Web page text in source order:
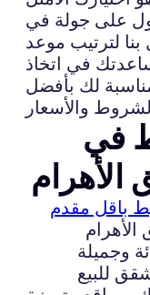
على جولة في
بنا لترتيب موعد
في اتخاذ
لك بأفضل
في
باقل مقدم
وجميلة
للبيع